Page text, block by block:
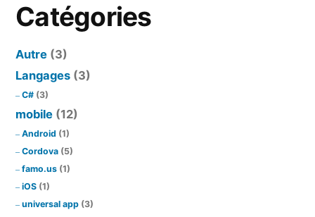
Catégories
Autre (3)
Langages (3)
C# (3)
mobile (12)
Android (1)
Cordova (5)
famo.us (1)
iOS (1)
universal app (3)